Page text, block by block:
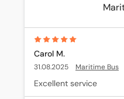
Carol M.
31.08.2025 Maritime Bus
Excellent service